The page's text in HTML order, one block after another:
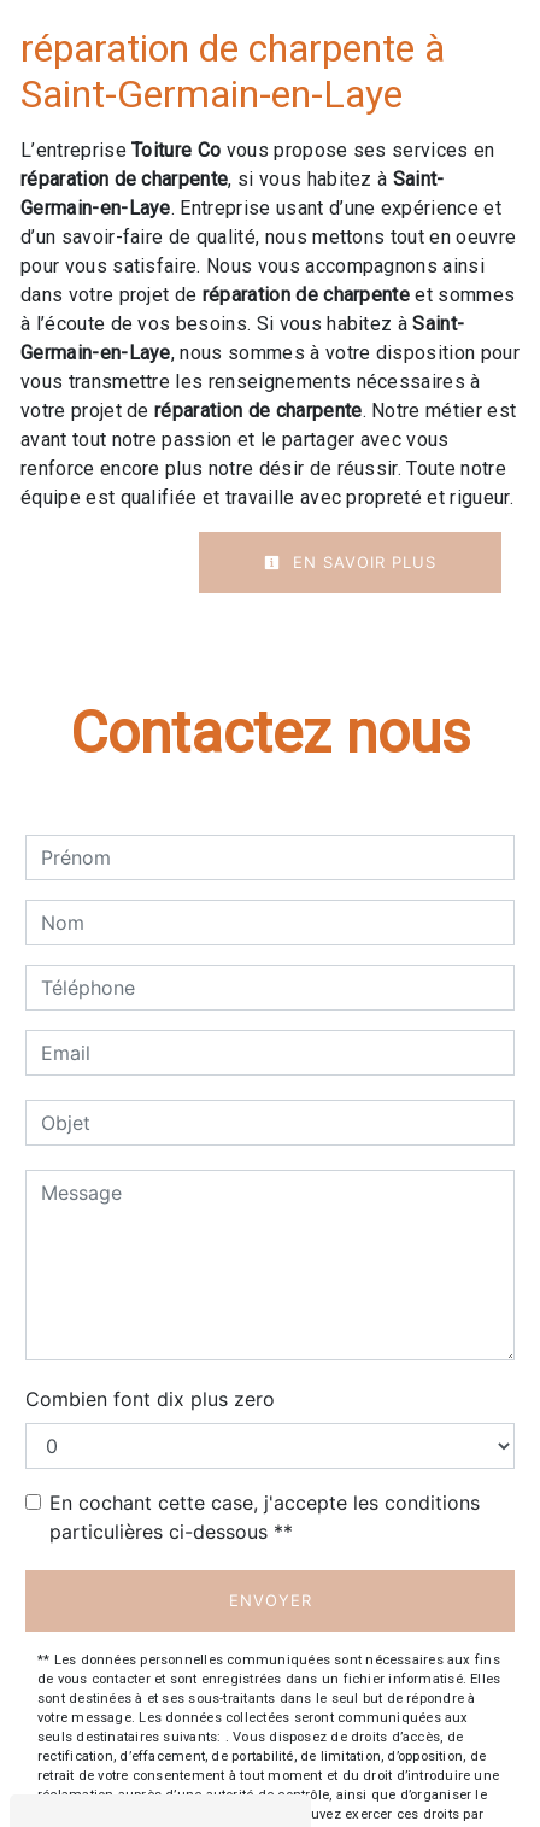
réparation de charpente à
Saint-Germain-en-Laye
L’entrepriseToiture Co vous propose ses services en
réparation de charpente, si vous habitez à Saint-
Germain-en-Laye. Entreprise usant d’une expérience et
d’un savoir-faire de qualité, nous mettons tout en oeuvre
pour vous satisfaire. Nous vous accompagnons ainsi
dans votre projet de réparation de charpente et sommes
à l’écoute de vos besoins. Si vous habitez àSaint-
Germain-en-Laye, nous sommes à votre disposition pour
vous transmettre les renseignements nécessaires à
votre projet deréparation de charpente. Notre métier est
avant tout notre passion et le partager avec vous
renforce encore plus notre désir de réussir. Toute notre
équipe est qualifiée et travaille avec propreté et rigueur.
EN SAVOIR PLUS
Contactez nous
Combien font dix plus zero
En cochant cette case, j'accepte les conditions
particulières ci-dessous **
ENVOYER
** Les données personnelles communiquées sont nécessaires aux fins
de vous contacter et sont enregistrées dans un fichier informatisé. Elles
sont destinées à et ses sous-traitants dans le seul but de répondre à
votre message. Les données collectées seront communiquées aux
seuls destinataires suivants: . Vous disposez de droits d’accès, de
rectification, d’effacement, de portabilité, de limitation, d’opposition, de
retrait de votre consentement à tout moment et du droit d’introduire une
réclamation auprès d’une autorité de contrôle, ainsi que d’organiser le
sort de vos données post-mortem. Vous pouvez exercer ces droits par